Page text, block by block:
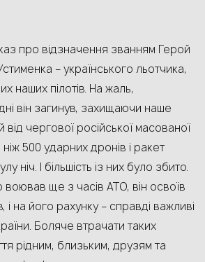
про відзначення званням Герой
– українського льотчика,
наших пілотів. На жаль,
він загинув, захищаючи наше
чергової російської масованої
500 ударних дронів і ракет
ніч. І більшість із них було збито.
ще з часів АТО, він освоїв
і на його рахунку – справді важливі
Боляче втрачати таких
рідним, близьким, друзям та